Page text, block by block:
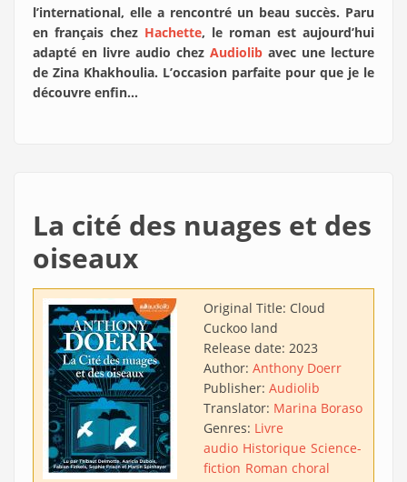
l’international, elle a rencontré un beau succès. Paru
en français chez Hachette, le roman est aujourd’hui
adapté en livre audio chez Audiolib avec une lecture
de Zina Khakhoulia. L’occasion parfaite pour que je le
découvre enfin…
La cité des nuages et des
oiseaux
Original Title: Cloud
Cuckoo land
Release date: 2023
Author: Anthony Doerr
Publisher: Audiolib
Translator: Marina Boraso
Genres: Livre
audio Historique Science-
fiction Roman choral